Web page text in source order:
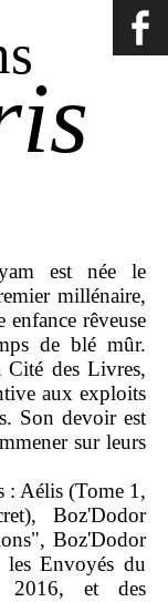
est née le
millénaire,
rêveuse
de blé mûr.
Cité des Livres,
aux exploits
Son devoir est
sur leurs
: Aélis (Tome 1,
Boz'Dodor
Boz'Dodor
Envoyés du
2016, et des